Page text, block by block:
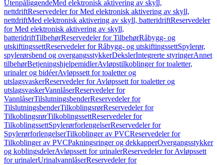
UtenpåliggendeMed elektronisk aktivering av skyll,
nettdriftReservedeler for Med elektronisk aktivering av skyll,
nettdriftMed elektronisk aktivering av skyll, batteridriftReservedeler
for Med elektronisk aktivering av skyll,
batteridriftTilbehørReservedeler for TilbehørRåbygg- og
utskiftingssettReservedeler for Råbygg- og utskiftingssettSpylerør,
spylerørsbend og overgangsstykkerDekslerIntegrerte styringerAnnet
tilbehørBetjeningshjelpemidlerAvløpstilkoblinger for toaletter,
urinaler og bidéerAvløpssett for toaletter og
utslagsvaskerReservedeler for Avløpssett for toaletter og
utslagsvaskerVannlåserReservedeler for
VannlåserTilslutningsbenderReservedeler for
TilslutningsbenderTilkoblingsrørReservedeler for
TilkoblingsrørTilkoblingssettReservedeler for
TilkoblingssettSpylerørforlengelserReservedeler for
SpylerørforlengelserTilkoblinger av PVCReservedeler for
Tilkoblinger av PVCPakningsringer og dekkapperOvergangsstykker
og koblingsdelerAvløpssett for urinalerReservedeler for Avløpssett
for urinalerUrinalvannlåserReservedeler for